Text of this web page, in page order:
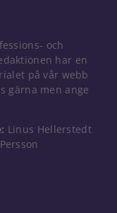
och
har en
på vår webb
gärna men ange
Linus Hellerstedt